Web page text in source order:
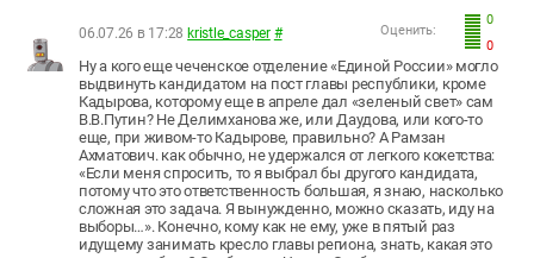
0
0
Оценить:
06.07.26 в 17:28 kristle_casper #
Ну а кого еще чеченское отделение «Единой России» могло
выдвинуть кандидатом на пост главы республики, кроме
Кадырова, которому еще в апреле дал «зеленый свет» сам
В.В.Путин? Не Делимханова же, или Даудова, или кого-то
еще, при живом-то Кадырове, правильно? А Рамзан
Ахматович. как обычно, не удержался от легкого кокетства:
«Если меня спросить, то я выбрал бы другого кандидата,
потому что это ответственность большая, я знаю, насколько
сложная это задача. Я вынужденно, можно сказать, иду на
выборы…». Конечно, кому как не ему, уже в пятый раз
идущему занимать кресло главы региона, знать, какая это